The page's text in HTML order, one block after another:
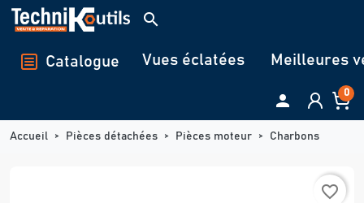
Panneau de gestion des cookies
search
Catalogue Vues éclatées Meilleures
 0
Accueil Pièces détachées Pièces moteur Charbons
favorite_border